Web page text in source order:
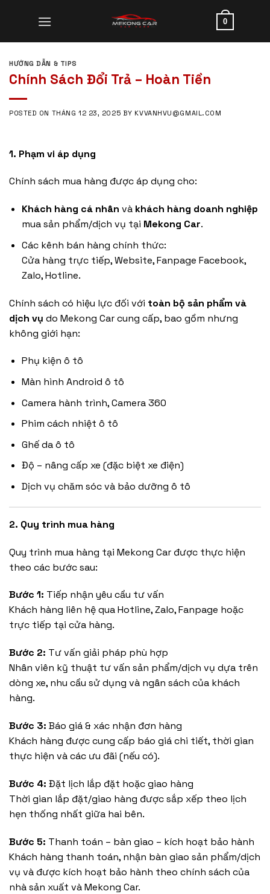
0
HƯỚNG DẪN & TIPS
Chính Sách Đổi Trả – Hoàn Tiền
POSTED ON THÁNG 12 23, 2025 BY KVVANHVU@GMAIL.COM
1. Phạm vi áp dụng
Chính sách mua hàng được áp dụng cho:
Khách hàng cá nhân và khách hàng doanh nghiệp
mua sản phẩm/dịch vụ tại Mekong Car.
Các kênh bán hàng chính thức:
Cửa hàng trực tiếp, Website, Fanpage Facebook,
Zalo, Hotline.
Chính sách có hiệu lực đối với toàn bộ sản phẩm và
dịch vụ do Mekong Car cung cấp, bao gồm nhưng
không giới hạn:
Phụ kiện ô tô
Màn hình Android ô tô
Camera hành trình, Camera 360
Phim cách nhiệt ô tô
Ghế da ô tô
Độ – nâng cấp xe (đặc biệt xe điện)
Dịch vụ chăm sóc và bảo dưỡng ô tô
2. Quy trình mua hàng
Quy trình mua hàng tại Mekong Car được thực hiện
theo các bước sau:
Bước 1: Tiếp nhận yêu cầu tư vấn
Khách hàng liên hệ qua Hotline, Zalo, Fanpage hoặc
trực tiếp tại cửa hàng.
Bước 2: Tư vấn giải pháp phù hợp
Nhân viên kỹ thuật tư vấn sản phẩm/dịch vụ dựa trên
dòng xe, nhu cầu sử dụng và ngân sách của khách
hàng.
Bước 3: Báo giá & xác nhận đơn hàng
Khách hàng được cung cấp báo giá chi tiết, thời gian
thực hiện và các ưu đãi (nếu có).
Bước 4: Đặt lịch lắp đặt hoặc giao hàng
Thời gian lắp đặt/giao hàng được sắp xếp theo lịch
hẹn thống nhất giữa hai bên.
Bước 5: Thanh toán – bàn giao – kích hoạt bảo hành
Khách hàng thanh toán, nhận bàn giao sản phẩm/dịch
vụ và được kích hoạt bảo hành theo chính sách của
nhà sản xuất và Mekong Car.